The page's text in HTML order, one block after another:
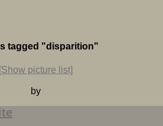
tagged "disparition"
[Show picture list]
by